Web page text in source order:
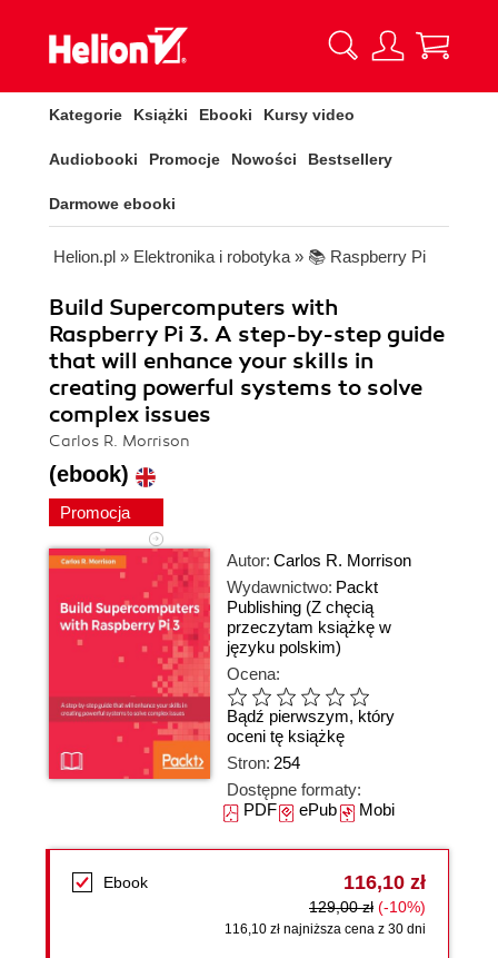
Kategorie Książki Ebooki Kursy video
Audiobooki Promocje Nowości Bestsellery
Darmowe ebooki
Helion.pl » Elektronika i robotyka » 📚 Raspberry Pi
Build Supercomputers with
Raspberry Pi 3. A step-by-step guide
that will enhance your skills in
creating powerful systems to solve
complex issues
Carlos R. Morrison
(ebook)
Promocja
Autor: Carlos R. Morrison
Wydawnictwo: Packt
Publishing (Z chęcią
przeczytam książkę w
języku polskim)
Ocena:
Bądź pierwszym, który
oceni tę książkę
Stron: 254
Dostępne formaty:
PDFePubMobi
Ebook 116,10 zł
129,00 zł (-10%)
116,10 zł najniższa cena z 30 dni